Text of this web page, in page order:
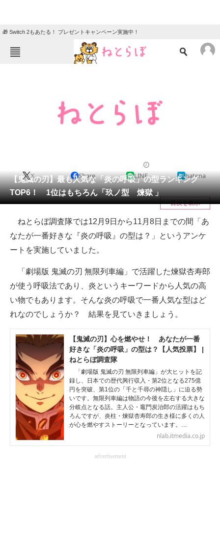
🎁 Switch 2もあたる！ プレゼントキャンペーン実施中！
クイズ
地域
会員記事
メディア
注目記事を集めた総合ページ
ITの今と未来を見通す
進化するPCとデバイスの未来
好きが集まる 比べて選べる
AI活用のいまが分かる
企業ITのトレンドを詳説
経営リーダーのコミュニティ
マーケ×ITの今がよく分かる
ITエンジニア向け専門サイト
【鬼滅の刃】最も人気な「炎の呼吸」の型ランキング
TOP6！ 1位はもちろん「玖ノ型 煉獄 」
X Share LINE hatena
目次を表示
ねとらぼ調査隊では12月9日から11月8日までの間「あ
なたが一番好きな『炎の呼吸』の型は？」というアンケ
ートを実施していました。
「劇場版 鬼滅の刃 無限列車編」で活躍した煉獄杏寿郎
が使う呼吸法であり、炎というキーワードから人気の高
い物でもあります。そんな炎の呼吸で一番人気な型はど
れなのでしょうか？ 結果を見ていきましょう。
【鬼滅の刃】心を燃やせ！ あなたが一番
好きな「炎の呼吸」の型は？【人気投票】 |
ねとらぼ調査隊
「劇場版 鬼滅の刃 無限列車編」が大ヒットを記
録し、日本での歴代興行収入・第2位となる275億
円を突破、第1位の「千と千尋の神隠し」に迫る勢
いです。無限列車編は物語の今後を左右する大きな
分岐点となる話。主人公・竈門炭治郎の活躍はもち
ろんですが、炎柱・煉獄杏寿郎の生き様に多くの人
が心を燃やすストーリーとなっています。…
nlab.itmedia.co.jp
advertisement